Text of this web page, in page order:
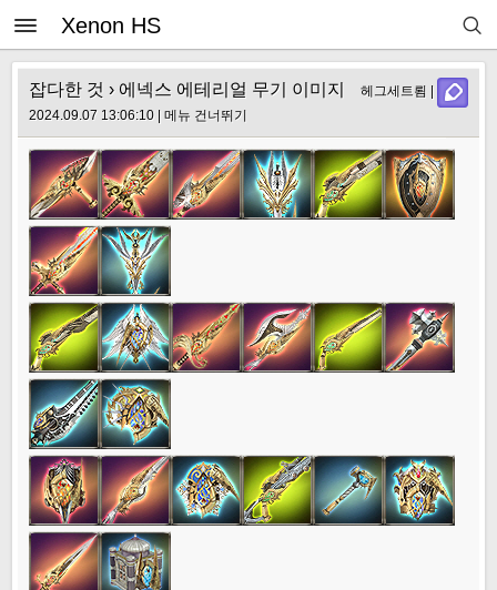
Xenon HS
잡다한 것 › 에넥스 에테리얼 무기 이미지
헤그세트룀 |
2024.09.07 13:06:10 | 메뉴 건너뛰기